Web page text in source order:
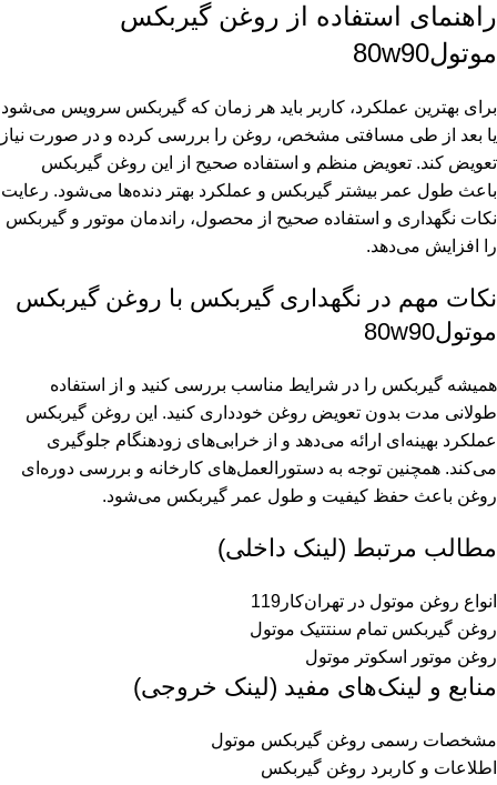
راهنمای استفاده از روغن گیربکس
موتول80w90
برای بهترین عملکرد، کاربر باید هر زمان که گیربکس سرویس می‌شود
یا بعد از طی مسافتی مشخص، روغن را بررسی کرده و در صورت نیاز
تعویض کند. تعویض منظم و استفاده صحیح از این روغن گیربکس
باعث طول عمر بیشتر گیربکس و عملکرد بهتر دنده‌ها می‌شود. رعایت
نکات نگهداری و استفاده صحیح از محصول، راندمان موتور و گیربکس
را افزایش می‌دهد.
نکات مهم در نگهداری گیربکس با روغن گیربکس
موتول80w90
همیشه گیربکس را در شرایط مناسب بررسی کنید و از استفاده
طولانی مدت بدون تعویض روغن خودداری کنید. این روغن گیربکس
عملکرد بهینه‌ای ارائه می‌دهد و از خرابی‌های زودهنگام جلوگیری
می‌کند. همچنین توجه به دستورالعمل‌های کارخانه و بررسی دوره‌ای
روغن باعث حفظ کیفیت و طول عمر گیربکس می‌شود.
مطالب مرتبط (لینک داخلی)
انواع روغن موتول در تهران‌کار119
روغن گیربکس تمام سنتتیک موتول
روغن موتور اسکوتر موتول
منابع و لینک‌های مفید (لینک خروجی)
مشخصات رسمی روغن گیربکس موتول
اطلاعات و کاربرد روغن گیربکس